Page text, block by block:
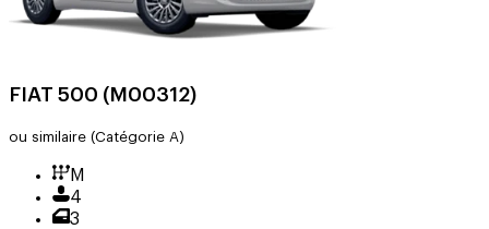
FIAT 500 (M00312)
ou similaire (Catégorie A)
M
4
3